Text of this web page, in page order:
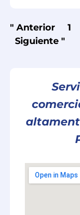
" Anterior 1
Siguiente "